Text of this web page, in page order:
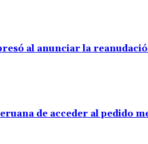
al anunciar la
de acceder al pedido